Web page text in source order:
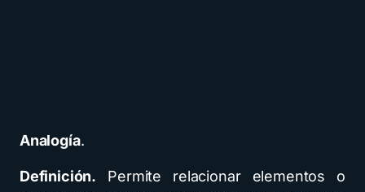
Analogía.
Definición. Permite relacionar elementos o